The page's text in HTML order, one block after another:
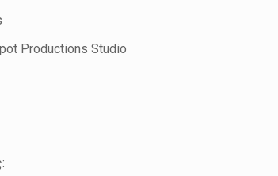
Productions Studio